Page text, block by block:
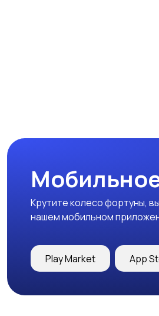
Крутите колесо фортуны,
нашем мобильном
Play Market App